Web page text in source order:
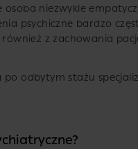
osoba niezwykle
psychiczne bardzo
z zachowania
odbytym stażu